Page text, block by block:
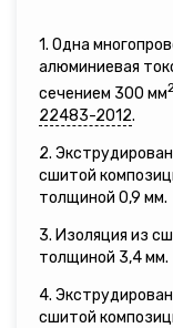
1. Одна
алюминиевая
сечением 300 мм
22483-2012.
2.
сшитой
толщиной 0,9 мм.
3. Изоляция из
толщиной 3,4 мм.
4.
сшитой